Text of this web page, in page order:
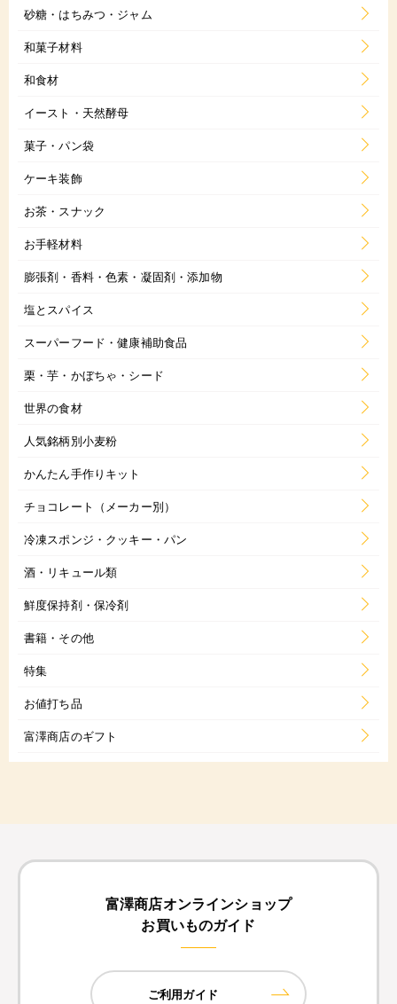
砂糖・はちみつ・ジャム
和菓子材料
和食材
イースト・天然酵母
菓子・パン袋
ケーキ装飾
お茶・スナック
お手軽材料
膨張剤・香料・色素・凝固剤・添加物
塩とスパイス
スーパーフード・健康補助食品
栗・芋・かぼちゃ・シード
世界の食材
人気銘柄別小麦粉
かんたん手作りキット
チョコレート（メーカー別）
冷凍スポンジ・クッキー・パン
酒・リキュール類
鮮度保持剤・保冷剤
書籍・その他
特集
お値打ち品
富澤商店のギフト
富澤商店オンラインショップ
お買いものガイド
ご利用ガイド